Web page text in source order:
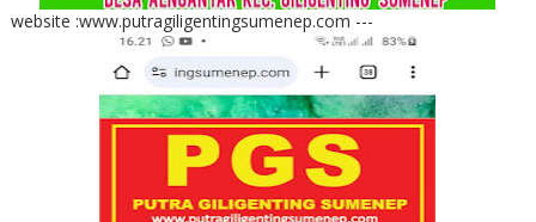
website :www.putragiligentingsumenep.com ---